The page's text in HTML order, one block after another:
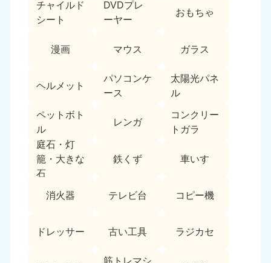
チャイルド
シート
DVDプレ
ーヤー
おもちゃ
漫画 マウス ガラス
ヘルメット
パソコンケ
ース
太陽光パネ
ル
ペットボト
ル
レンガ
コンクリー
トガラ
庭石・灯
籠・大きな
石
鉄くず 車いす
消火器 テレビ台 コピー機
ドレッサー 古い工具 ラジカセ
9:00〜19:00 年中無休
050-1881-5146
9:00〜19:00 年中無休
050-1880-9900
9:00〜19:00 年中無休
広島県
050-1881-5144
9:00〜19:00 年中無休
鳥取県
050-1881-5156
9:00〜19:00 年中無休
050-1880-9899 050-1880-9898